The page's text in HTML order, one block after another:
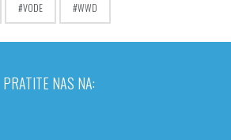
VODE WWD
PRATITE NAS NA: